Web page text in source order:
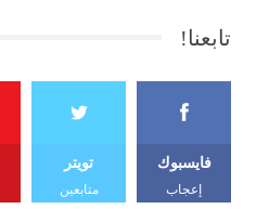
تابعنا!
فايسبوك
إعجاب
تويتر
متابعين